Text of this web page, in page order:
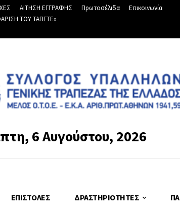
ΑΙΤΗΣΗ ΕΓΓΡΑΦΗΣ Πρωτοσέλιδα
Επικοινωνία
ΤΟΥ ΤΑΠΓΤΕ»
6 Αυγούστου, 2026
ΕΠΙΣΤΟΛΈΣ ΔΡΑΣΤΗΡΙΌΤΗΤΕΣ